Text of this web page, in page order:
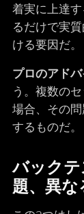
着実に上達
るだけで実
ける要因だ。
プロのアドバ
う。複数の
場合、その
するものだ。
バック
題、異